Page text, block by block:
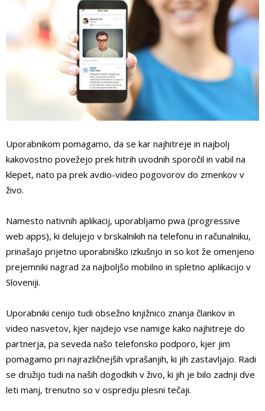
Uporabnikom pomagamo, da se kar najhitreje in najbolj
kakovostno povežejo prek hitrih uvodnih sporočil in vabil na
klepet, nato pa prek avdio-video pogovorov do zmenkov v
živo.
Namesto nativnih aplikacij, uporabljamo pwa (progressive
web apps), ki delujejo v brskalnikih na telefonu in računalniku,
prinašajo prijetno uporabniško izkušnjo in so kot že omenjeno
prejemniki nagrad za najboljšo mobilno in spletno aplikacijo v
Sloveniji.
Uporabniki cenijo tudi obsežno knjižnico znanja člankov in
video nasvetov, kjer najdejo vse namige kako najhitreje do
partnerja, pa seveda našo telefonsko podporo, kjer jim
pomagamo pri najrazličnejših vprašanjih, ki jih zastavljajo. Radi
se družijo tudi na naših dogodkih v živo, ki jih je bilo zadnji dve
leti manj, trenutno so v ospredju plesni tečaji.